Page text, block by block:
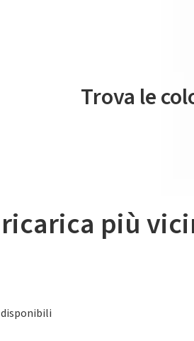
Il servizio di mobilità
Trova le
più